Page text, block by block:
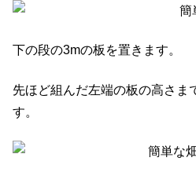
下の段の3mの板を置きます。
先ほど組んだ左端の板の高さま
す。